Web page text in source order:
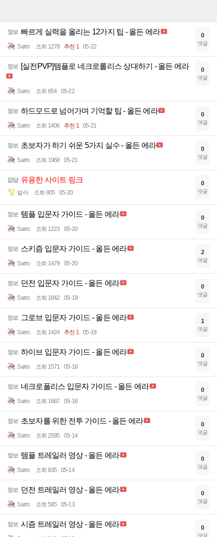
정보 빠르게 실력을 올리는 12가지 팁 - 올든 에라
Sarro 조회 1278 추천 1 05-22
0
댓글
정보 [실전PVP]템플로 네크로롤리스 상대하기 - 올든 에라
Sarro 조회 654 05-22
0
댓글
정보 하드모드로 넘어가며 기억할 팁 - 올든 에라
Sarro 조회 1406 추천 1 05-21
0
댓글
정보 초보자가 하기 쉬운 5가지 실수 - 올든 에라
Sarro 조회 1968 05-21
0
댓글
잡담 유용한 사이트 링크
발라 조회 805 05-20
0
댓글
정보 템플 입문자 가이드 - 올든 에라
Sarro 조회 1223 05-20
0
댓글
정보 스키즘 입문자 가이드 - 올든 에라
Sarro 조회 1479 05-20
2
댓글
정보 던전 입문자 가이드 - 올든 에라
Sarro 조회 1842 05-19
0
댓글
정보 그로브 입문자 가이드 - 올든 에라
Sarro 조회 1424 추천 1 05-19
1
댓글
정보 하이브 입문자 가이드 - 올든 에라
Sarro 조회 1571 05-18
0
댓글
정보 네크로폴리스 입문자 가이드 - 올든 에라
Sarro 조회 1687 05-18
0
댓글
정보 초보자를 위한 전투 가이드 - 올든 에라
Sarro 조회 2595 05-14
0
댓글
정보 템플 트레일러 영상 - 올든 에라
Sarro 조회 835 05-14
0
댓글
정보 던전 트레일러 영상 - 올든 에라
Sarro 조회 585 05-13
0
댓글
정보 시즘 트레일러 영상 - 올든 에라 0
댓글